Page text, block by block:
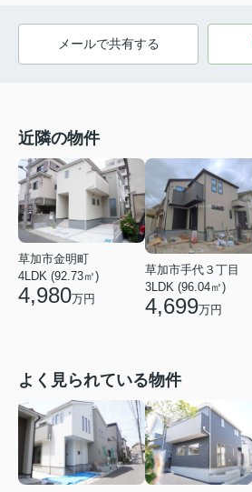
メールで共有する
近隣の物件
草加市金明町
4LDK (92.73㎡)
4,980万円
草加市手代３丁目
3LDK (96.04㎡)
4,699万円
よく見られている物件